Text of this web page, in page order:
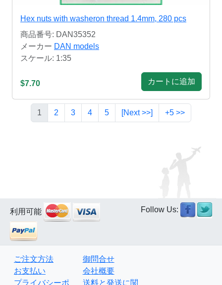
Hex nuts with washeron thread 1.4mm, 280 pcs
商品番号: DAN35352
メーカー DAN models
スケール: 1:35
$7.70 カートに追加
1 2 3 4 5 [Next >>] +5 >>
利用可能 Follow Us:
ご注文方法
お支払い
プライバシーポ
御問合せ
会社概要
送料と発送に関